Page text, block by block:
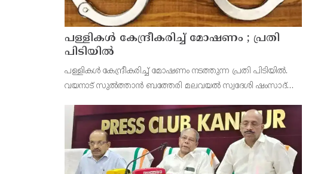
പള്ളികള്‍ കേന്ദ്രീകരിച്ച് മോഷണം ; പ്രതി
പിടിയില്‍
പള്ളികള്‍ കേന്ദ്രീകരിച്ച് മോഷണം നടത്തുന്ന പ്രതി പിടിയില്‍.
വയനാട് സുല്‍ത്താന്‍ ബത്തേരി മലവയല്‍ സ്വദേശി ഷംസാദ്
പ്രതിയാണെന്നാണ് പൊലീസ് പറയുന്നത്. കോഴിക്